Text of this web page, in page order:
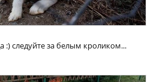
:) следуйте за белым кроликом...